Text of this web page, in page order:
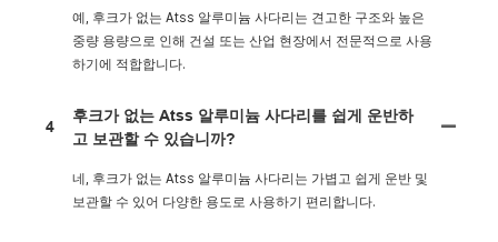
예, 후크가 없는 Atss 알루미늄 사다리는 견고한 구조와 높은
중량 용량으로 인해 건설 또는 산업 현장에서 전문적으로 사용
하기에 적합합니다.
4
후크가 없는 Atss 알루미늄 사다리를 쉽게 운반하
고 보관할 수 있습니까?
네, 후크가 없는 Atss 알루미늄 사다리는 가볍고 쉽게 운반 및
보관할 수 있어 다양한 용도로 사용하기 편리합니다.